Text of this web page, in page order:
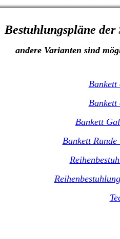
Bestuhlungspläne
andere Varianten sind
Bankett
Bankett
Bankett
Bankett Runde